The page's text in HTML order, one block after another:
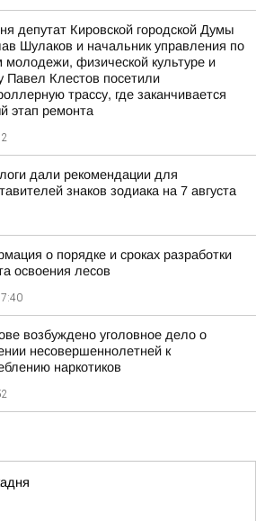
депутат Кировской городской Думы
Шулаков и начальник управления по
молодежи, физической культуре и
Павел Клестов посетили
трассу, где заканчивается
этап ремонта
дали рекомендации для
знаков зодиака на 7 августа
о порядке и сроках разработки
освоения лесов
возбуждено уголовное дело о
несовершеннолетней к
наркотиков